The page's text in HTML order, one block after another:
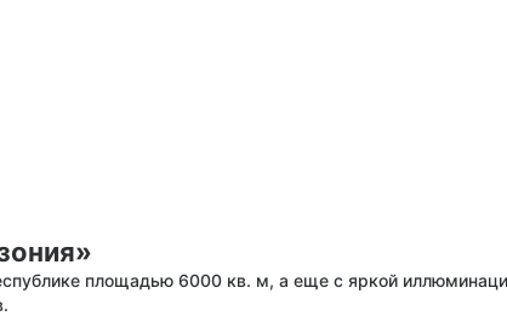
площадью 6000 кв. м, а еще с яркой